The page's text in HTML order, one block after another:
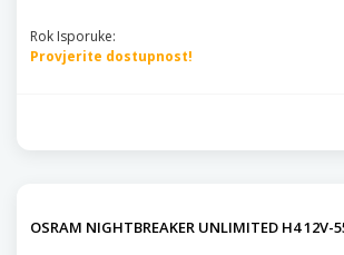
Rok Isporuke:
Provjerite dostupnost!
OSRAM NIGHTBREAKER UNLIMITED H4 12V-